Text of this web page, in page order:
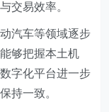
交易效率。
汽车等领域逐步
够把握本土机
字化平台进一步
持一致。